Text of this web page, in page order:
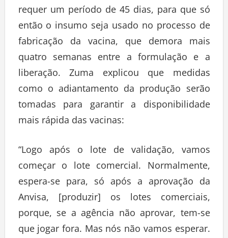
requer um período de 45 dias, para que só
então o insumo seja usado no processo de
fabricação da vacina, que demora mais
quatro semanas entre a formulação e a
liberação. Zuma explicou que medidas
como o adiantamento da produção serão
tomadas para garantir a disponibilidade
mais rápida das vacinas:
“Logo após o lote de validação, vamos
começar o lote comercial. Normalmente,
espera-se para, só após a aprovação da
Anvisa, [produzir] os lotes comerciais,
porque, se a agência não aprovar, tem-se
que jogar fora. Mas nós não vamos esperar.